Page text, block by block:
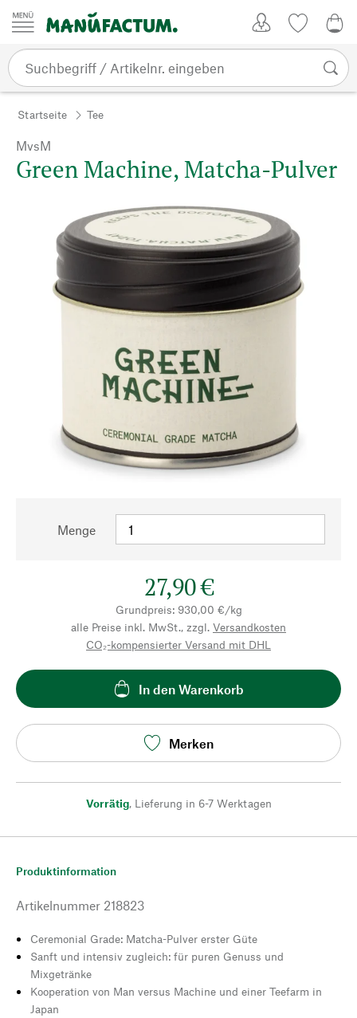
Zum Inhalt springen
Startseite Tee
MvsM
Green Machine, Matcha-Pulver
Menge
27,90 €
Grundpreis: 930,00 €/kg
alle Preise inkl. MwSt., zzgl. Versandkosten
CO₂-kompensierter Versand mit DHL
In den Warenkorb
Merken
Vorrätig, Lieferung in 6-7 Werktagen
Produktinformation
Artikelnummer 218823
Ceremonial Grade: Matcha-Pulver erster Güte
Sanft und intensiv zugleich: für puren Genuss und
Mixgetränke
Kooperation von Man versus Machine und einer Teefarm in
Japan